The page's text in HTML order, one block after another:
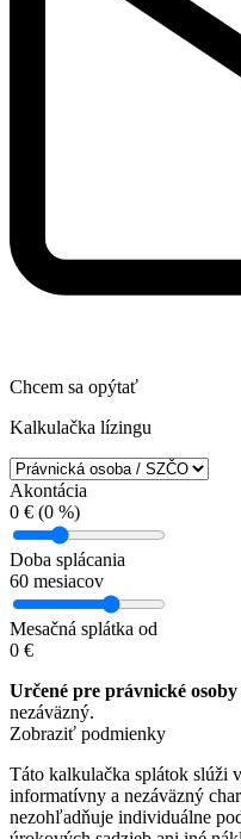
Chcem sa opýtať
Kalkulačka lízingu
Akontácia
0 € (0 %)
Doba splácania
60 mesiacov
Mesačná splátka od
0 €
Určené pre právnické
nezáväzný.
Zobraziť podmienky
Táto kalkulačka splátok slúži
informatívny a nezáväzný
nezohľadňuje individuálne